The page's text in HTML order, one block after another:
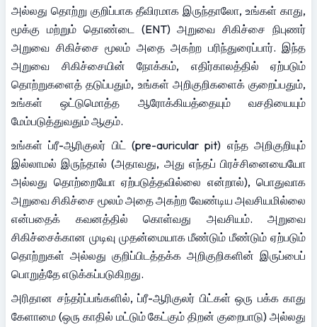
அல்லது தொற்று குறிப்பாக தீவிரமாக இருந்தாலோ, உங்கள் காது,
மூக்கு மற்றும் தொண்டை (ENT) அறுவை சிகிச்சை நிபுணர்
அறுவை சிகிச்சை மூலம் அதை அகற்ற பரிந்துரைப்பார். இந்த
அறுவை சிகிச்சையின் நோக்கம், எதிர்காலத்தில் ஏற்படும்
தொற்றுகளைத் தடுப்பதும், உங்கள் அறிகுறிகளைக் குறைப்பதும்,
உங்கள் ஒட்டுமொத்த ஆரோக்கியத்தையும் வசதியையும்
மேம்படுத்துவதும் ஆகும்.
உங்கள் ப்ரீ-ஆரிகுலர் பிட் (pre-auricular pit) எந்த அறிகுறியும்
இல்லாமல் இருந்தால் (அதாவது, அது எந்தப் பிரச்சினையையோ
அல்லது தொற்றையோ ஏற்படுத்தவில்லை என்றால்), பொதுவாக
அறுவை சிகிச்சை மூலம் அதை அகற்ற வேண்டிய அவசியமில்லை
என்பதைக் கவனத்தில் கொள்வது அவசியம். அறுவை
சிகிச்சைக்கான முடிவு முதன்மையாக மீண்டும் மீண்டும் ஏற்படும்
தொற்றுகள் அல்லது குறிப்பிடத்தக்க அறிகுறிகளின் இருப்பைப்
பொறுத்தே எடுக்கப்படுகிறது.
அரிதான சந்தர்ப்பங்களில், ப்ரீ-ஆரிகுலர் பிட்கள் ஒரு பக்க காது
கேளாமை (ஒரு காதில் மட்டும் கேட்கும் திறன் குறைபாடு) அல்லது